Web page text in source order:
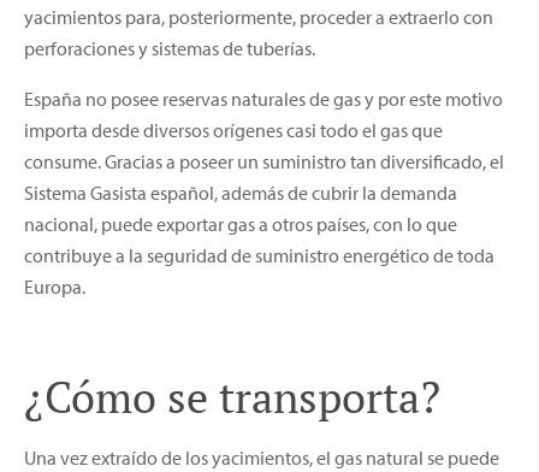
yacimientos para, posteriormente, proceder a extraerlo con
perforaciones y sistemas de tuberías.
España no posee reservas naturales de gas y por este motivo
importa desde diversos orígenes casi todo el gas que
consume. Gracias a poseer un suministro tan diversificado, el
Sistema Gasista español, además de cubrir la demanda
nacional, puede exportar gas a otros países, con lo que
contribuye a la seguridad de suministro energético de toda
Europa.
¿Cómo se transporta?
Una vez extraído de los yacimientos, el gas natural se puede